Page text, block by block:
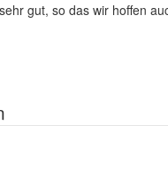
gut, so das wir hoffen